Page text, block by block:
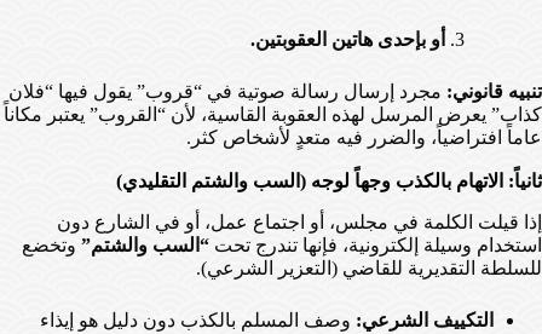
أو بإحدى هاتين العقوبتين.
تنبيه قانوني: مجرد إرسال رسالة صوتية في “قروب” يقول فيها “فلان
كذاب” يعرض المرسل لهذه العقوبة القاسية، لأن “القروب” يعتبر مكاناً
عاماً افتراضياً، والضرر فيه متعدٍ لأشخاص كثر.
ثانياً: الاتهام بالكذب وجهاً لوجه (السب والشتم التقليدي)
إذا قيلت الكلمة في مجلس، أو اجتماع عمل، أو في الشارع دون
استخدام وسيلة إلكترونية، فإنها تندرج تحت “السب والشتم” وتخضع
للسلطة التقديرية للقاضي (التعزير الشرعي).
التكييف الشرعي: وصف المسلم بالكذب دون دليل هو إيذاء